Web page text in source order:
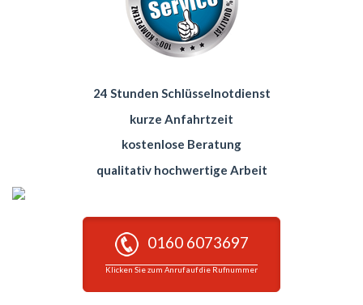
24 Stunden Schlüsselnotdienst
kurze Anfahrtzeit
kostenlose Beratung
qualitativ hochwertige Arbeit
0160 6073697
Klicken Sie zum Anruf auf die Rufnummer